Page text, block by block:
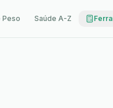
Peso Saúde A-Z